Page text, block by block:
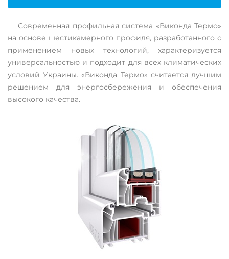
Современная профильная система «Виконда Термо»
на основе шестикамерного профиля, разработанного с
применением новых технологий, характеризуется
универсальностью и подходит для всех климатических
условий Украины. «Виконда Термо» считается лучшим
решением для энергосбережения и обеспечения
высокого качества.